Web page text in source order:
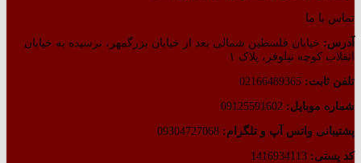
تماس با ما
آدرس: خیابان فلسطین شمالی بعد از خیابان بزرگمهر، نرسیده به خیابان
انقلاب کوچه نیلوفر، پلاک ۱
تلفن ثابت:
شماره موبایل:
پشتیبانی واتس آپ و تلگرام:
کد پستی: